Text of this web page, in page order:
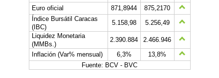
Euro oficial
871,8944
875,2170
Índice Bursátil Caracas
(IBC)
5.158,98
5.256,49
Liquidez Monetaria
(MMBs.)
2.390.884
2.466.946
Inflación (Var% mensual)
6,3%
13,8%
Fuente: BCV - BVC